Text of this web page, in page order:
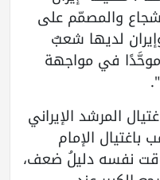
والمصمّم على
لديها شعبٌ
في مواجهة
المرشد الإيراني
باغتيال الإمام
نفسه دليلُ ضعف،